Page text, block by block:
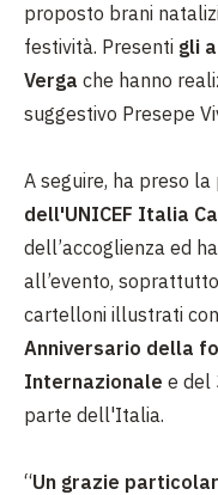
proposto brani
festività. Presenti gli
Verga che hanno
suggestivo Presepe
A seguire, ha preso
dell'UNICEF Italia
dell’accoglienza ed
all’evento,
cartelloni illustrati
Anniversario della
Internazionale e del
parte dell'Italia.
“Un grazie